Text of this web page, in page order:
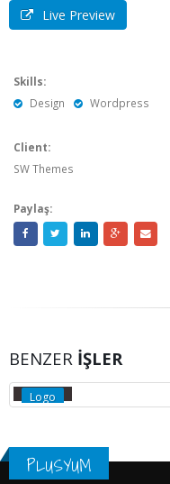
Live Preview
Skills:
Design
Wordpress
Client:
SW Themes
Paylaş:
BENZER İŞLER
Logo
PLUSYUM